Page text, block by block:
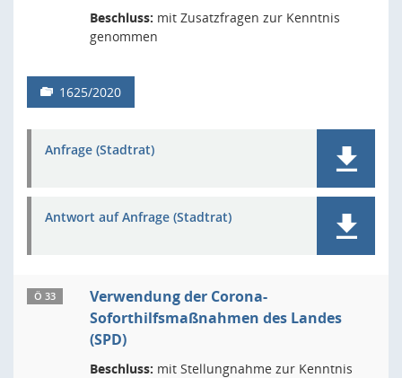
Beschluss: mit Zusatzfragen zur Kenntnis
genommen
1625/2020
Anfrage (Stadtrat)
Antwort auf Anfrage (Stadtrat)
Ö 33
Verwendung der Corona-
Soforthilfsmaßnahmen des Landes
(SPD)
Beschluss: mit Stellungnahme zur Kenntnis